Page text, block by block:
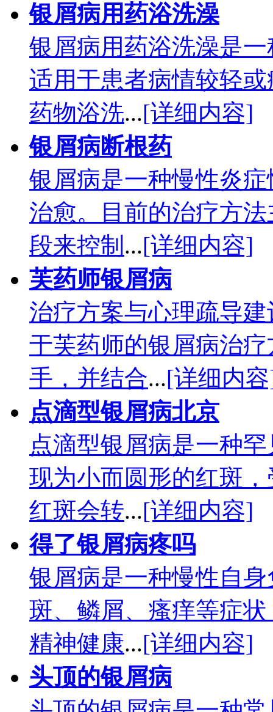
银屑病用药浴洗澡
银屑病用药浴洗澡是
适用于患者病情较轻
药物浴洗...[详细内容]
银屑病断根药
银屑病是一种慢性炎
治愈。目前的治疗方
段来控制 ...[详细内容]
芙药师银屑病
治疗方案与心理疏导
于芙药师的银屑病治
手，并结合...[详细内
点滴型银屑病北京
点滴型银屑病是一种
现为小而圆形的红斑
红斑会转...[详细内容]
得了银屑病疼吗
银屑病是一种慢性自
斑、鳞屑、瘙痒等症
精神健康...[详细内容]
头顶的银屑病